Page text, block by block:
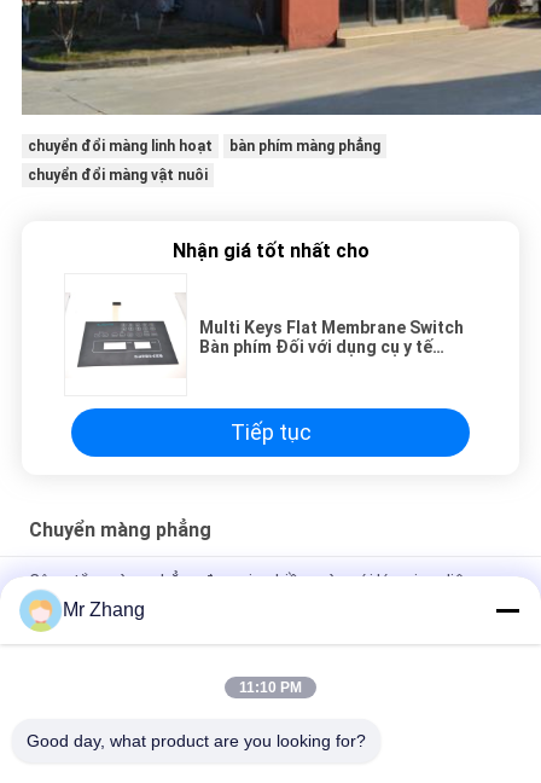
chuyển đổi màng linh hoạt
bàn phím màng phẳng
chuyển đổi màng vật nuôi
Nhận giá tốt nhất cho
Multi Keys Flat Membrane Switch
Bàn phím Đối với dụng cụ y tế
Tiếp tục
Chuyển màng phẳng
Công tắc màng phẳng được in nhiều màu với lớp giao diện
người
Biểu trưng tùy chỉnh Bàn phím hình vòm bằng kim loại Chống
Mr Zhang
11:10 PM
Good day, what product are you looking for?